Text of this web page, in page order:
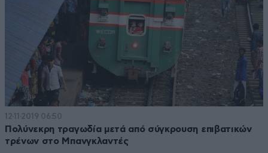
12·11·2019 06:50
Πολύνεκρη τραγωδία μετά από σύγκρουση επιβατικών
τρένων στο Μπανγκλαντές